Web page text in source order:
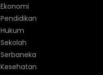
Ekonomi
Pendidikan
Hukum
Sekolah
Serbaneka
Kesehatan